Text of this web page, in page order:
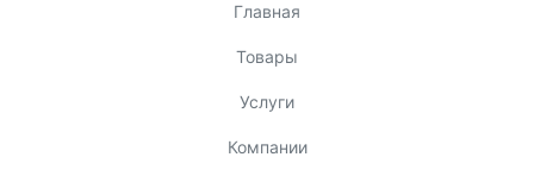
Главная
Товары
Услуги
Компании